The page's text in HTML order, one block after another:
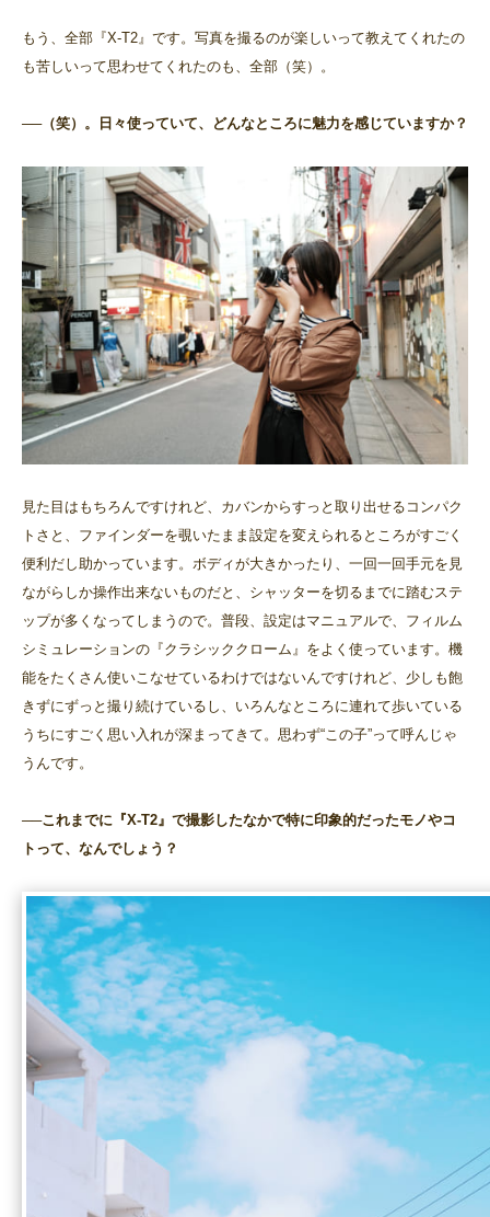
もう、全部『X-T2』です。写真を撮るのが楽しいって教えてくれたの
も苦しいって思わせてくれたのも、全部（笑）。
──（笑）。日々使っていて、どんなところに魅力を感じていますか？
見た目はもちろんですけれど、カバンからすっと取り出せるコンパク
トさと、ファインダーを覗いたまま設定を変えられるところがすごく
便利だし助かっています。ボディが大きかったり、一回一回手元を見
ながらしか操作出来ないものだと、シャッターを切るまでに踏むステ
ップが多くなってしまうので。普段、設定はマニュアルで、フィルム
シミュレーションの『クラシッククローム』をよく使っています。機
能をたくさん使いこなせているわけではないんですけれど、少しも飽
きずにずっと撮り続けているし、いろんなところに連れて歩いている
うちにすごく思い入れが深まってきて。思わず“この子”って呼んじゃ
うんです。
──これまでに『X-T2』で撮影したなかで特に印象的だったモノやコ
トって、なんでしょう？